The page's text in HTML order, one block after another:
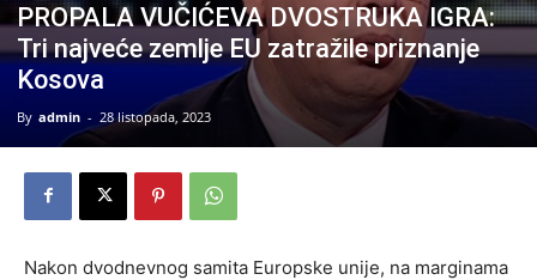
PROPALA VUČIĆEVA DVOSTRUKA IGRA:
Tri najveće zemlje EU zatražile priznanje
Kosova
By admin - 28 listopada, 2023
Nakon dvodnevnog samita Europske unije, na marginama